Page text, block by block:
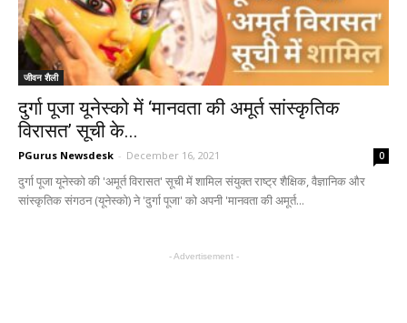
जीवन शैली
दुर्गा पूजा यूनेस्को में ‘मानवता की अमूर्त सांस्कृतिक
विरासत’ सूची के...
PGurus Newsdesk - December 16, 2021 0
दुर्गा पूजा यूनेस्को की 'अमूर्त विरासत' सूची में शामिल संयुक्त राष्ट्र शैक्षिक, वैज्ञानिक और
सांस्कृतिक संगठन (यूनेस्को) ने 'दुर्गा पूजा' को अपनी 'मानवता की अमूर्त...
- Advertisement -